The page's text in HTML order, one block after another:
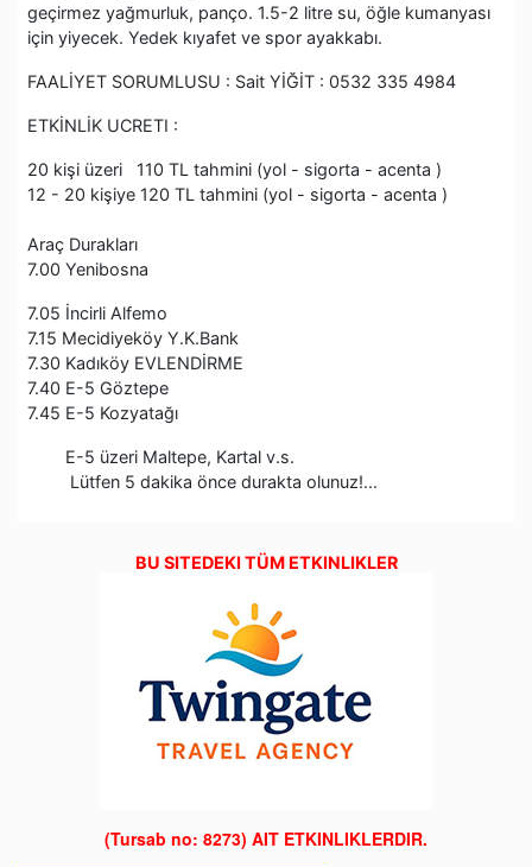
geçirmez yağmurluk, panço. 1.5-2 litre su, öğle kumanyası
için yiyecek. Yedek kıyafet ve spor ayakkabı.
FAALİYET SORUMLUSU : Sait YİĞİT : 0532 335 4984
ETKİNLİK UCRETI :
20 kişi üzeri 110 TL tahmini (yol - sigorta - acenta )
12 - 20 kişiye 120 TL tahmini (yol - sigorta - acenta )
Araç Durakları
7.00 Yenibosna
7.05 İncirli Alfemo
7.15 Mecidiyeköy Y.K.Bank
7.30 Kadıköy EVLENDİRME
7.40 E-5 Göztepe
7.45 E-5 Kozyatağı
E-5 üzeri Maltepe, Kartal v.s.
Lütfen 5 dakika önce durakta olunuz!...
BU SITEDEKI TÜM ETKINLIKLER
(Tursab no: 8273) AIT ETKINLIKLERDIR.